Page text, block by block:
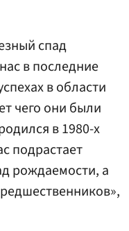
спад
в последние
в области
чего они были
в 1980-х
подрастает
рождаемости, а